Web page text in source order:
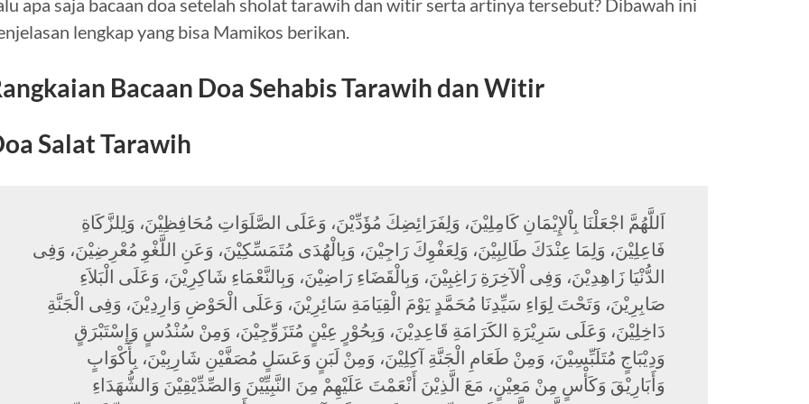
lengkap yang bisa Mamikos berikan.
Bacaan Doa Sehabis Tarawih dan Witir
Salat Tarawih
اَللَّهُمَّ اجْعَلْنَا بِاْلإِيْمَانِ كَامِلِيْنَ، وَلِفَرَائِضِكَ مُؤَدِّيْنَ، وَعَلَى الصَّلَوَاتِ مُحَافِظِيْنَ، وَلِلزَّكَاةِ
فَاعِلِيْنَ، وَلِمَا عِنْدَكَ طَالِبِيْنَ، وَلِعَفْوِكَ رَاجِيْنَ، وَبِالْهُدَى مُتَمَسِّكِيْنَ، وَعَنِ اللَّغْوِ مُعْرِضِيْنَ، وَفِى
الدُّنْيَا زَاهِدِيْنَ، وَفِى اْلآخِرَةِ رَاغِبِيْنَ، وَبِالْقَضَاءِ رَاضِيْنَ، وَبِالنَّعْمَاءِ شَاكِرِيْنَ، وَعَلَى الْبَلاَءِ
صَابِرِيْنَ، وَتَحْتَ لِوَاءِ سَيِّدِنَا مُحَمَّدٍ يَوْمَ الْقِيَامَةِ سَائِرِيْنَ، وَعَلَى الْحَوْضِ وَارِدِيْنَ، وَفِى الْجَنَّةِ
دَاخِلِيْنَ، وَعَلَى سَرِيْرَةِ الكَرَامَةِ قَاعِدِيْنَ، وَبِحُوْرٍ عِيْنٍ مُتَزَوِّجِيْنَ، وَمِنْ سُنْدُسٍ وَإِسْتَبْرَقٍ
وَدِيْبَاجٍ مُتَلَبِّسِيْنَ، وَمِنْ طَعَامِ الْجَنَّةِ آكِلِيْنَ، وَمِنْ لَبَنٍ وَعَسَلٍ مُصَفَّيْنِ شَارِبِيْنَ، بِأَكْوَابٍ
وَأَبَارِيْقَ وَكَأْسٍ مِنْ مَعِيْنٍ، مَعَ الَّذِيْنَ أَنْعَمْتَ عَلَيْهِمْ مِنَ النَّبِيِّيْنَ وَالصِّدِّيْقِيْنَ وَالشُّهَدَاءِ